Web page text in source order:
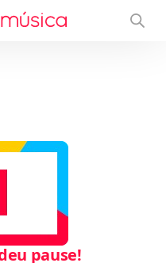
pause!